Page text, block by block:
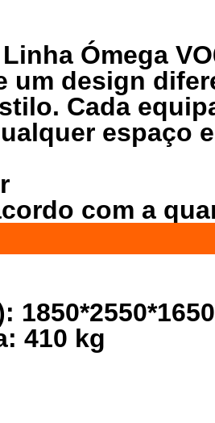
Ómega
um design
Cada
espaço
com a
1850*2550*1650
410 kg